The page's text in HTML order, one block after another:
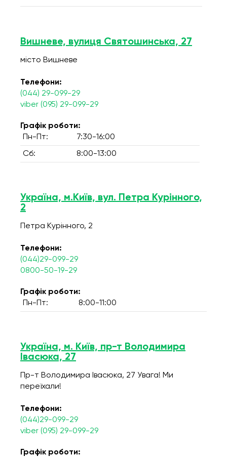
Вишневе, вулиця Святошинська, 27
місто Вишневе
Телефони:
(044) 29-099-29
viber (095) 29-099-29
Графік роботи:
Пн-Пт:
7:30-16:00
Сб: 8:00-13:00
Україна, м.Київ, вул. Петра Курінного,
2
Петра Курінного, 2
Телефони:
(044)29-099-29
0800-50-19-29
Графік роботи:
Пн-Пт:
8:00-11:00
Україна, м. Київ, пр-т Володимира
Івасюка, 27
Пр-т Володимира Івасюка, 27 Увага! Ми
переїхали!
Телефони:
(044)29-099-29
viber (095) 29-099-29
Графік роботи: